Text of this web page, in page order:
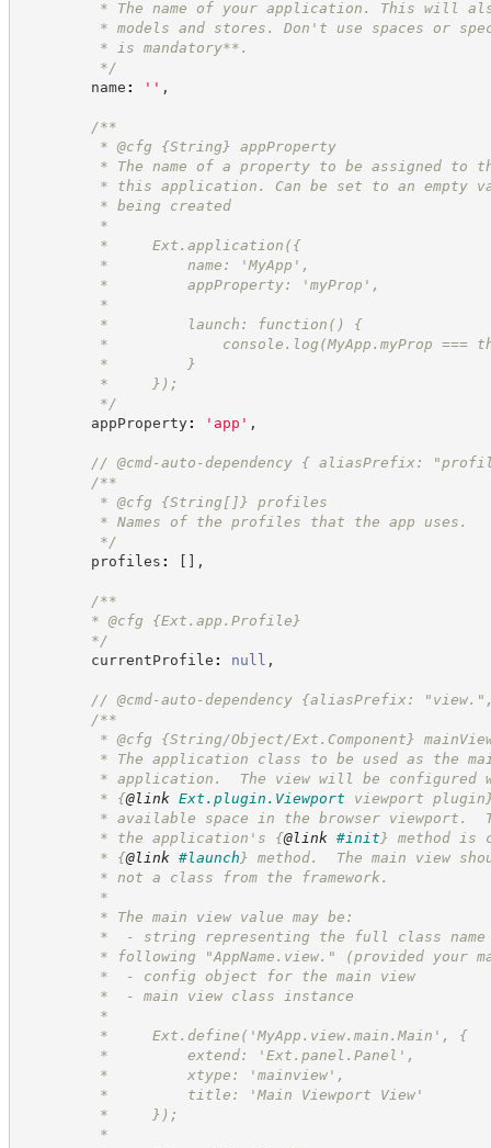
* The name of your application. This will also
* models and stores. Don't use spaces or
* is mandatory**.
*/
name : ' ' ,
/**
* @cfg {String}
appProperty
* The name of a property to be assigned to the
* this application. Can be set to an empty
* being created
*
*     Ext.application({
*         name: 'MyApp',
*         appProperty: 'myProp',
*
*         launch: function() {
*             console.log(MyApp.myProp ===
*         }
*     });
*/
appProperty: ' app ' ,
// @cmd-auto-dependency { aliasPrefix:
/**
* @cfg {String[]}
profiles
* Names of the profiles that the app uses.
*/
profiles : [ ] ,
/**
* @cfg {Ext.app.Profile}
*/
currentProfile : null ,
// @cmd-auto-dependency {aliasPrefix:
/**
* @cfg {String/Object/Ext.Component}
* The application class to be used as the
* application.  The view will be configured
* {@link Ext.plugin.Viewport viewport
* available space in the browser viewport.
* the application's {@link #init } method is
* {@link #launch } method.  The main view
* not a class from the framework.
*
* The main view value may be:
*  - string representing the full class name of
* following "AppName.view." (provided your
*  - config object for the main view
*  - main view class instance
*
*     Ext.define('MyApp.view.main.Main', {
*         extend: 'Ext.panel.Panel',
*         xtype: 'mainview',
*         title: 'Main Viewport View'
*     });
*